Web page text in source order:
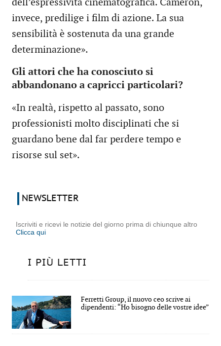
dell’espressività cinematografica. Cameron,
invece, predilige i film di azione. La sua
sensibilità è sostenuta da una grande
determinazione».
Gli attori che ha conosciuto si
abbandonano a capricci particolari?
«In realtà, rispetto al passato, sono
professionisti molto disciplinati che si
guardano bene dal far perdere tempo e
risorse sul set».
NEWSLETTER
Iscriviti e ricevi le notizie del giorno prima di chiunque altro
Clicca qui
I PIÙ LETTI
Ferretti Group, il nuovo ceo scrive ai
dipendenti: “Ho bisogno delle vostre idee”